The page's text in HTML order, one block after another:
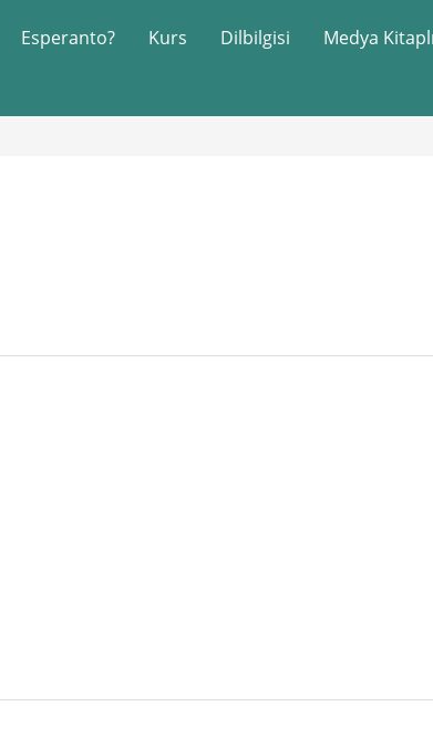
Esperanto? Kurs Dilbilgisi Medya